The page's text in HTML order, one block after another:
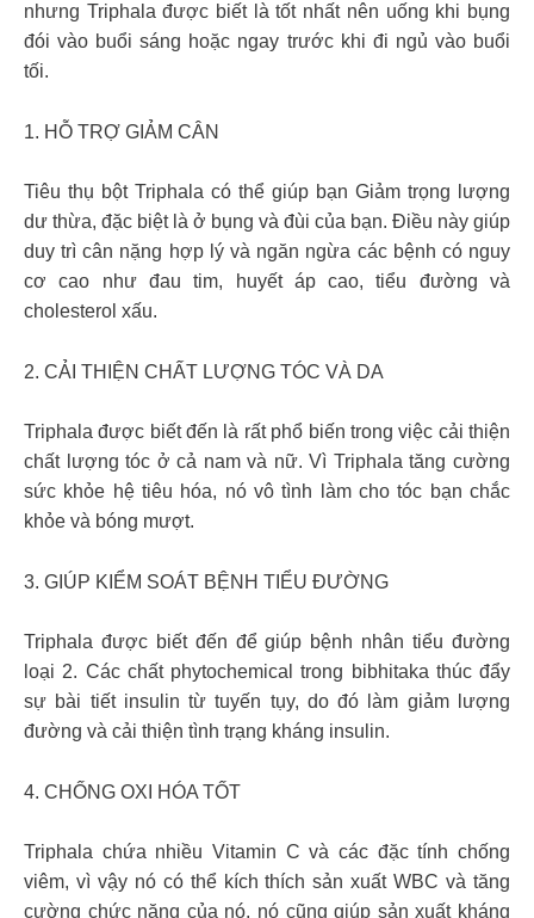
nhưng Triphala được biết là tốt nhất nên uống khi bụng
đói vào buổi sáng hoặc ngay trước khi đi ngủ vào buổi
tối.
1. HỖ TRỢ GIẢM CÂN
Tiêu thụ bột Triphala có thể giúp bạn Giảm trọng lượng
dư thừa, đặc biệt là ở bụng và đùi của bạn. Điều này giúp
duy trì cân nặng hợp lý và ngăn ngừa các bệnh có nguy
cơ cao như đau tim, huyết áp cao, tiểu đường và
cholesterol xấu.
2. CẢI THIỆN CHẤT LƯỢNG TÓC VÀ DA
Triphala được biết đến là rất phổ biến trong việc cải thiện
chất lượng tóc ở cả nam và nữ. Vì Triphala tăng cường
sức khỏe hệ tiêu hóa, nó vô tình làm cho tóc bạn chắc
khỏe và bóng mượt.
3. GIÚP KIỂM SOÁT BỆNH TIỂU ĐƯỜNG
Triphala được biết đến để giúp bệnh nhân tiểu đường
loại 2. Các chất phytochemical trong bibhitaka thúc đẩy
sự bài tiết insulin từ tuyến tụy, do đó làm giảm lượng
đường và cải thiện tình trạng kháng insulin.
4. CHỐNG OXI HÓA TỐT
Triphala chứa nhiều Vitamin C và các đặc tính chống
viêm, vì vậy nó có thể kích thích sản xuất WBC và tăng
cường chức năng của nó, nó cũng giúp sản xuất kháng